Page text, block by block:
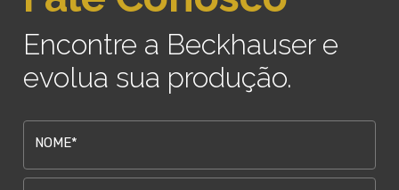
Encontre a Beckhauser e
evolua sua produção.
NOME*